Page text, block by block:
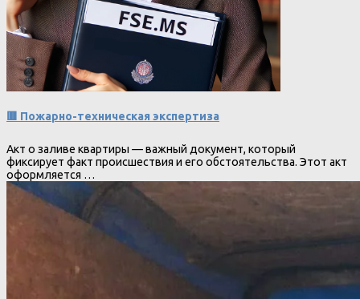
🟥 Пожарно-техническая экспертиза
Акт о заливе квартиры — важный документ, который
фиксирует факт происшествия и его обстоятельства. Этот акт
оформляется …